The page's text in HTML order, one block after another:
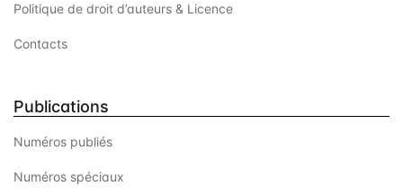
Politique de droit d’auteurs & Licence
Contacts
Publications
Numéros publiés
Numéros spéciaux